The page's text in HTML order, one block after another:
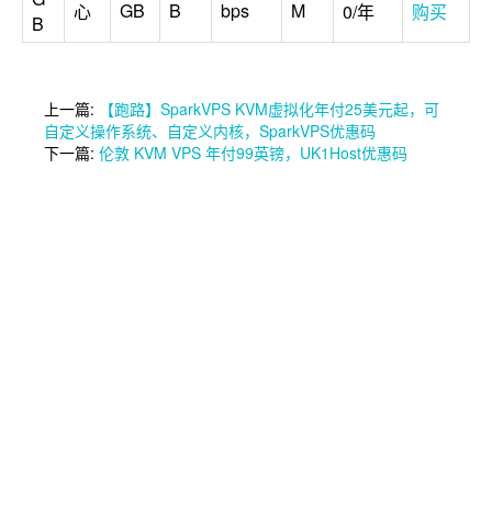
B
心 GB B bps M 0/年 购买
上一篇:
【跑路】SparkVPS KVM虚拟化年付25美元起，可
自定义操作系统、自定义内核，SparkVPS优惠码
下一篇: 伦敦 KVM VPS 年付99英镑，UK1Host优惠码